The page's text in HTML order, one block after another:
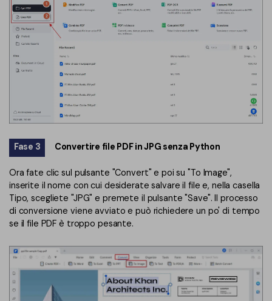
Fase 3 Convertire file PDF in JPG senza Python
Ora fate clic sul pulsante "Convert" e poi su "To Image",
inserite il nome con cui desiderate salvare il file e, nella casella
Tipo, scegliete "JPG" e premete il pulsante "Save". Il processo
di conversione viene avviato e può richiedere un po' di tempo
se il file PDF è troppo pesante.